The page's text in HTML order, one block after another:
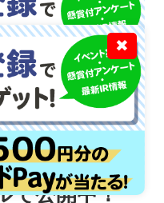
で公開中！
✖